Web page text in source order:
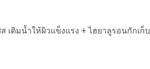
เติมน้ำให้ผิวแข็งแรง + ไฮยาลูรอนกักเก็บ